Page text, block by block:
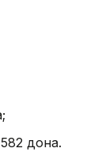
дона.